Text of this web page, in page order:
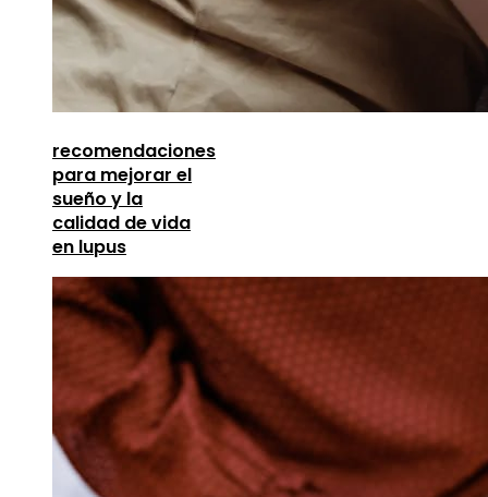
recomendaciones
para mejorar el
sueño y la
calidad de vida
en lupus